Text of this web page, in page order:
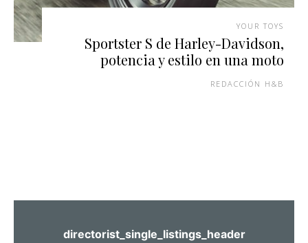
YOUR TOYS
Sportster S de Harley-Davidson,
potencia y estilo en una moto
REDACCIÓN H&B
directorist_single_listings_header